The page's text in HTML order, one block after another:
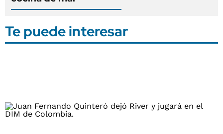
Te puede interesar